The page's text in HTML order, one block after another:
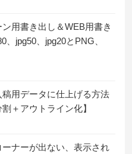
用書き出し＆WEB用書き
、jpg50、jpg20とPNG、
稿用データに仕上げる方法
＋アウトライン化】
ナーが出ない、表示され